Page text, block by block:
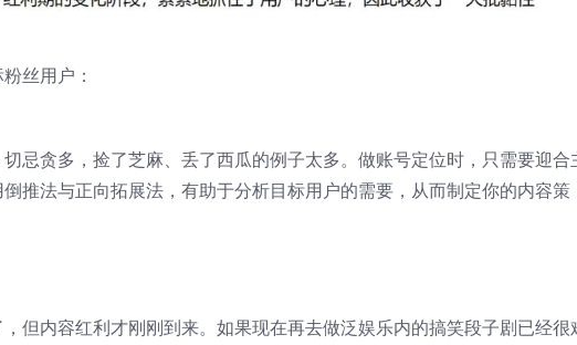
丝用户：
忌贪多，捡了芝麻、丢了西瓜的例子太多。做账号定位时，只需要迎合
推法与正向拓展法，有助于分析目标用户的需要，从而制定你的内容策
但内容红利才刚刚到来。如果现在再去做泛娱乐内的搞笑段子剧已经很